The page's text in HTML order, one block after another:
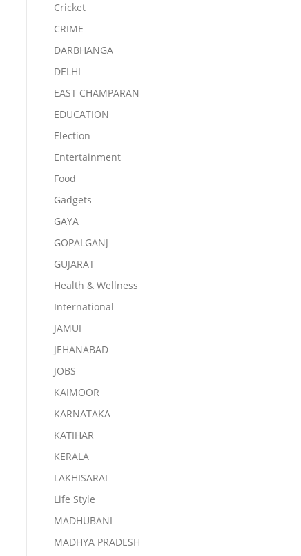
Cricket
CRIME
DARBHANGA
DELHI
EAST CHAMPARAN
EDUCATION
Election
Entertainment
Food
Gadgets
GAYA
GOPALGANJ
GUJARAT
Health & Wellness
International
JAMUI
JEHANABAD
JOBS
KAIMOOR
KARNATAKA
KATIHAR
KERALA
LAKHISARAI
Life Style
MADHUBANI
MADHYA PRADESH